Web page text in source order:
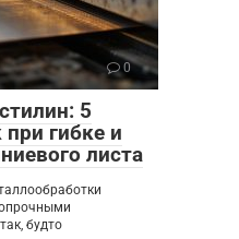
0
5
гибке и
листа
будто